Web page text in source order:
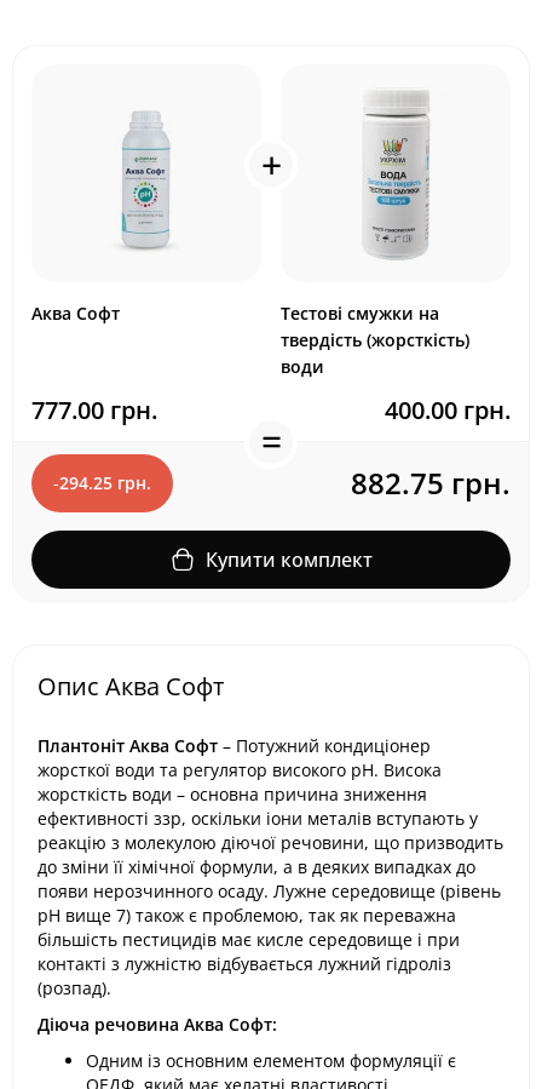
Аква Софт
777.00 грн.
Тестові смужки на
твердість (жорсткість)
води
400.00 грн.
-294.25 грн. 882.75 грн.
Купити комплект
Опис Аква Софт
Плантоніт Аква Софт – Потужний кондиціонер
жорсткої води та регулятор високого pН. Висока
жорсткість води – основна причина зниження
ефективності ззр, оскільки іони металів вступають у
реакцію з молекулою діючої речовини, що призводить
до зміни її хімічної формули, а в деяких випадках до
появи нерозчинного осаду. Лужне середовище (рівень
рН вище 7) також є проблемою, так як переважна
більшість пестицидів має кисле середовище і при
контакті з лужністю відбувається лужний гідроліз
(розпад).
Діюча речовина Аква Софт:
Одним із основним елементом формуляції є